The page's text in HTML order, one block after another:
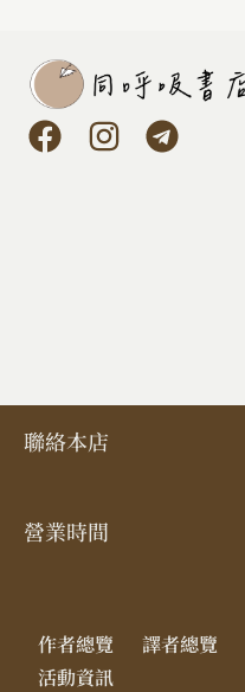
聯絡本店
營業時間​
作者總覽
譯者總覽
活動資訊